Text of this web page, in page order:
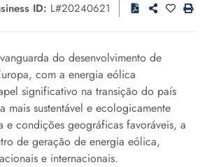
ID: L#20240621
do desenvolvimento de
com a energia eólica
significativo na transição do país
mais sustentável e ecologicamente
e condições geográficas favoráveis, a
de geração de energia eólica,
e internacionais.